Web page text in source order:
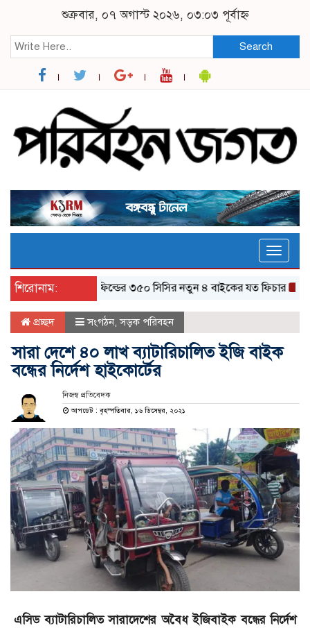
শুক্রবার, ০৭ অগাস্ট ২০২৬, ০৩:০৩ পূর্বাহ্ন
Search
Toggle
শিরোনাম:
র‌য়্যাল এনফিল্ডের ৩৫০ সিসির নতুন ৪ বাইকের যত ফিচার
প্রচ্ছদ সংগঠন,সড়ক পরিবহন
সারা দেশে ৪০ লাখ ব্যাটারিচালিত ইজি বাইক
বন্ধের নির্দেশ হাইকোর্টের
নিজস্ব প্রতিবেদক
আপডেট : বৃহস্পতিবার, ১৬ ডিসেম্বর, ২০২১
এসিড ব্যাটারিচালিত সারাদেশের অবৈধ ইজিবাইক বন্ধের নির্দেশ